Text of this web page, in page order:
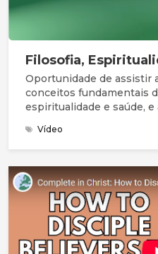
Filosofia,
Oportunidade de assistir
conceitos fundamentais
espiritualidade e saúde,
paliativos.
Vídeo